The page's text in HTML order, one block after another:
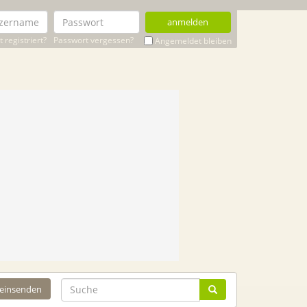
anmelden
registriert? Passwort vergessen? Angemeldet bleiben